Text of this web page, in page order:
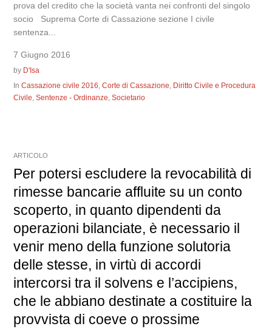
prova del credito che la società vanta nei confronti del singolo
socio Suprema Corte di Cassazione sezione I civile
sentenza...
7 Giugno 2016
by D'Isa
InCassazione civile 2016,Corte di Cassazione, Diritto Civile e Procedura
Civile,Sentenze - Ordinanze,Societario
ARTICOLO
Per potersi escludere la revocabilità di
rimesse bancarie affluite su un conto
scoperto, in quanto dipendenti da
operazioni bilanciate, è necessario il
venir meno della funzione solutoria
delle stesse, in virtù di accordi
intercorsi tra il solvens e l’accipiens,
che le abbiano destinate a costituire la
provvista di coeve o prossime